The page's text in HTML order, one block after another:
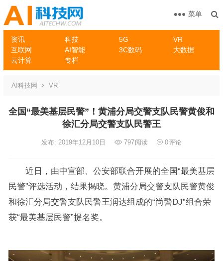
资讯 科技 5G
VR
互联网
AI智能 3C数码
大数据
云计算
专栏
菜单
AI科技网 VR
全国“最美基层民警”！黄浦分局交警支队民警黄俊和
徐汇分局交警支队民警王
发布: 2019年12月10日 797阅读 0评论
近日，由中宣部、公安部联合开展的全国“最美基层
民警”评选活动，结果揭晓。黄浦分局交警支队民警黄俊
和徐汇分局交警支队民警王润达组成的“尚警DJ”组合荣
获“最美基层民警”提名奖。